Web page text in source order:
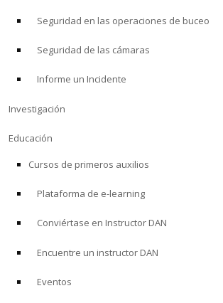
Seguridad en las operaciones de buceo
Seguridad de las cámaras
Informe un Incidente
Investigación
Educación
Cursos de primeros auxilios
Plataforma de e-learning
Conviértase en Instructor DAN
Encuentre un instructor DAN
Eventos